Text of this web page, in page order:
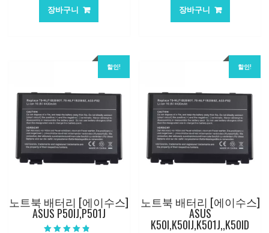
가
격:
장바구니
가
격:
장바구니
할인!
노트북 배터리 [에이수스]
ASUS P50IJ,P501J
할인!
노트북 배터리 [에이수스]
ASUS
K50I,K50IJ,K501J,,K50ID